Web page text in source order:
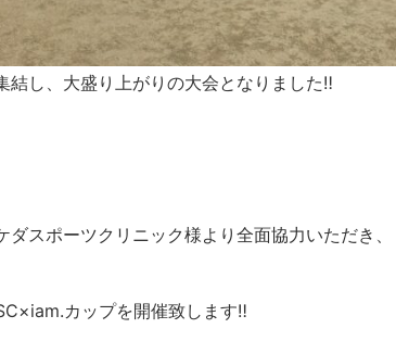
結し、大盛り上がりの大会となりました‼︎
ダスポーツクリニック様より全面協力いただき、
カップを開催致します‼︎